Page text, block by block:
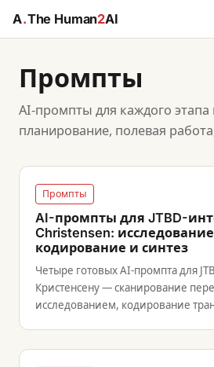
A.The Human2AI
Промпты
AI-промпты для каждого
планирование, полевая
Промпты
AI-промпты для JTBD-
Christensen:
кодирование и синтез
Четыре готовых AI-промпта для
Кристенсену — сканирование
исследованием, кодирование